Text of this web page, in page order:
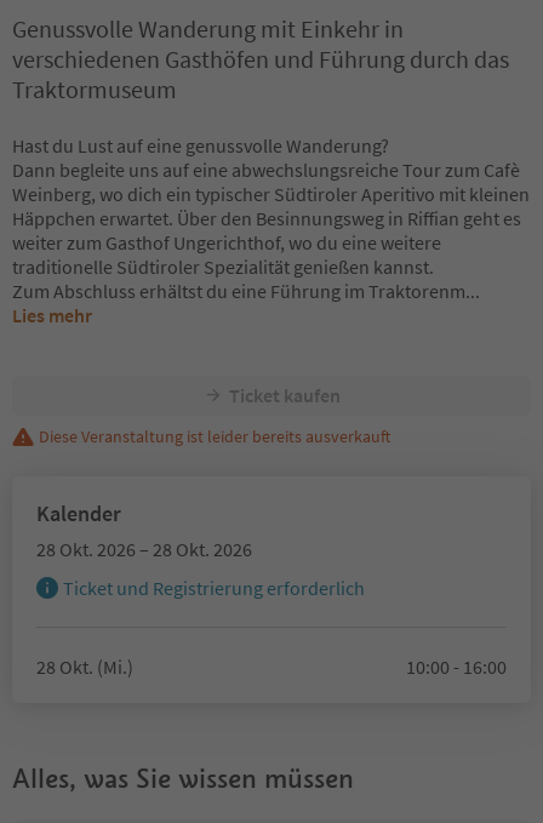
Genussvolle Wanderung mit Einkehr in
verschiedenen Gasthöfen und Führung durch das
Traktormuseum
Hast du Lust auf eine genussvolle Wanderung?
Dann begleite uns auf eine abwechslungsreiche Tour zum Cafè
Weinberg, wo dich ein typischer Südtiroler Aperitivo mit kleinen
Häppchen erwartet. Über den Besinnungsweg in Riffian geht es
weiter zum Gasthof Ungerichthof, wo du eine weitere
traditionelle Südtiroler Spezialität genießen kannst.
Zum Abschluss erhältst du eine Führung im Traktorenm...
Lies mehr
Ticket kaufen
Diese Veranstaltung ist leider bereits ausverkauft
Kalender
28 Okt. 2026 – 28 Okt. 2026
Ticket und Registrierung erforderlich
28 Okt. (Mi.) 10:00 - 16:00
Alles, was Sie wissen müssen